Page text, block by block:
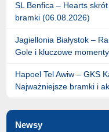
SL Benfica – Hearts
bramki (06.08.2026)
Jagiellonia Białystok –
Gole i kluczowe
Hapoel Tel Awiw – GKS
Najważniejsze bramki i
Newsy